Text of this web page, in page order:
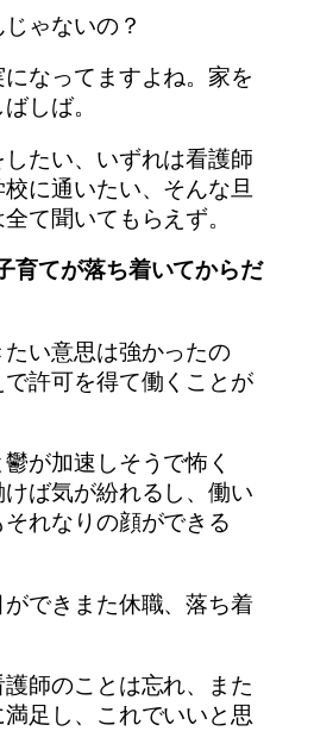
ゃないの？
なってますよね。家を
しば。
たい、いずれは看護師
に通いたい、そんな旦
て聞いてもらえず。
育てが落ち着いてからだ
い意思は強かったの
許可を得て働くことが
が加速しそうで怖く
ば気が紛れるし、働い
れなりの顔ができる
できまた休職、落ち着
師のことは忘れ、また
足し、これでいいと思